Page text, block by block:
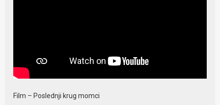
Film – Poslednji krug momci